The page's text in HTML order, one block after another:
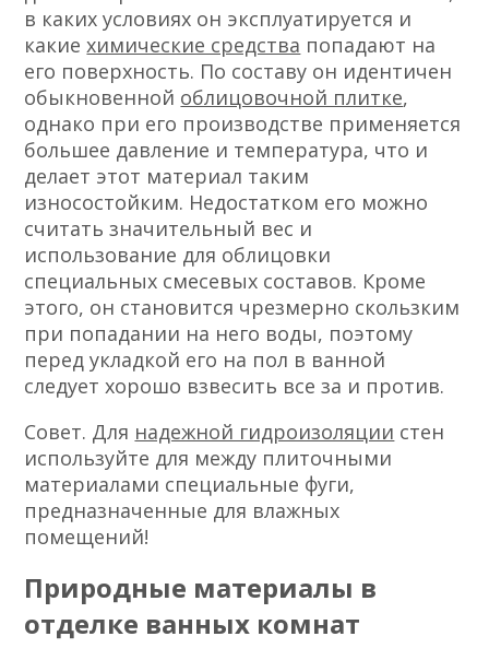
в каких условиях он эксплуатируется и
какиехимические средства попадают на
его поверхность. По составу он идентичен
обыкновенной облицовочной плитке,
однако при его производстве применяется
большее давление и температура, что и
делает этот материал таким
износостойким. Недостатком его можно
считать значительный вес и
использование для облицовки
специальных смесевых составов. Кроме
этого, он становится чрезмерно скользким
при попадании на него воды, поэтому
перед укладкой его на пол в ванной
следует хорошо взвесить все за и против.
Совет. Для надежной гидроизоляции стен
используйте для между плиточными
материалами специальные фуги,
предназначенные для влажных
помещений!
Природные материалы в
отделке ванных комнат